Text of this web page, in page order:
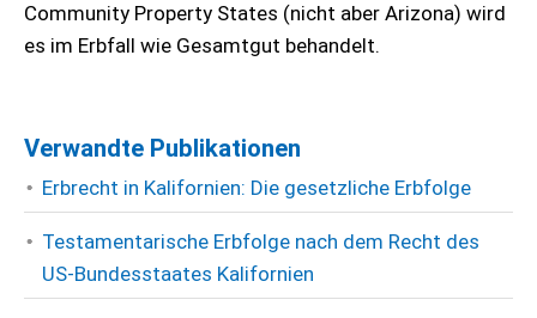
Community Property States (nicht aber Arizona) wird
es im Erbfall wie Gesamtgut behandelt.
Verwandte Publikationen
Erbrecht in Kalifornien: Die gesetzliche Erbfolge
Testamentarische Erbfolge nach dem Recht des
US-Bundesstaates Kalifornien